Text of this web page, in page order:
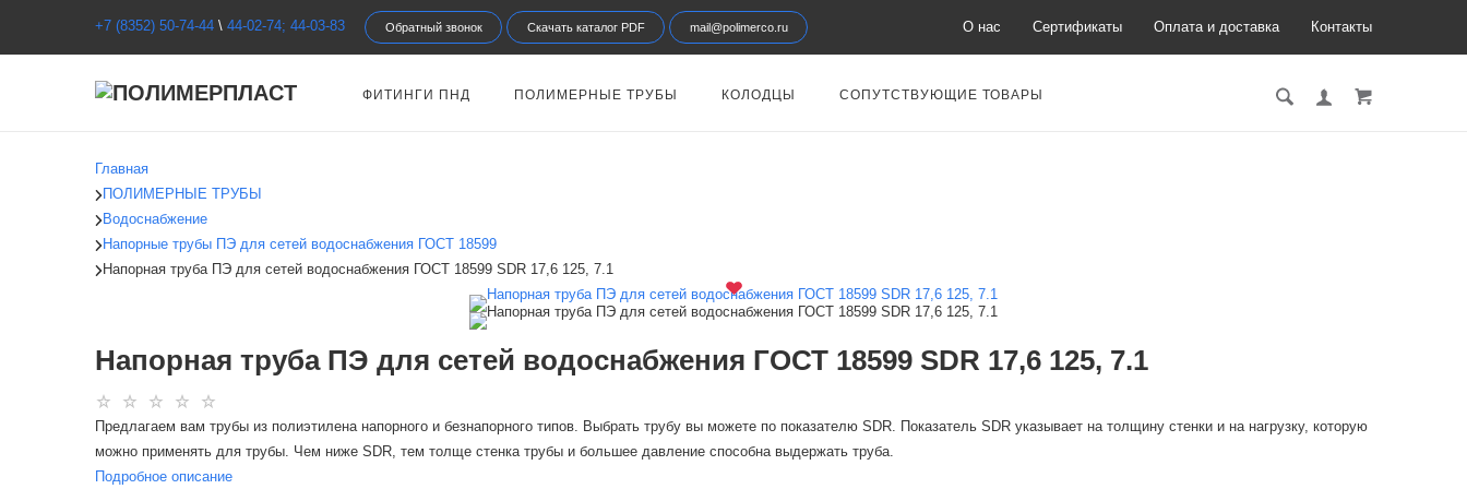
+7 (8352) 50-74-44 \ 44-02-74; 44-03-83 Обратный звонок Скачать каталог PDF mail@polimerco.ru О нас Сертификаты Оплата и доставка Контакты
ФИТИНГИ ПНД ПОЛИМЕРНЫЕ ТРУБЫ КОЛОДЦЫ СОПУТСТВУЮЩИЕ ТОВАРЫ
Главная
ПОЛИМЕРНЫЕ ТРУБЫ
Водоснабжение
Напорные трубы ПЭ для сетей водоснабжения ГОСТ 18599
Напорная труба ПЭ для сетей водоснабжения ГОСТ 18599 SDR 17,6 125, 7.1
Напорная труба ПЭ для сетей водоснабжения ГОСТ 18599 SDR 17,6 125, 7.1
Предлагаем вам трубы из полиэтилена напорного и безнапорного типов. Выбрать трубу вы можете по показателю SDR. Показатель SDR указывает на толщину стенки и на нагрузку, которую
можно применять для трубы. Чем ниже SDR, тем толще стенка трубы и большее давление способна выдержать труба.
Подробное описание